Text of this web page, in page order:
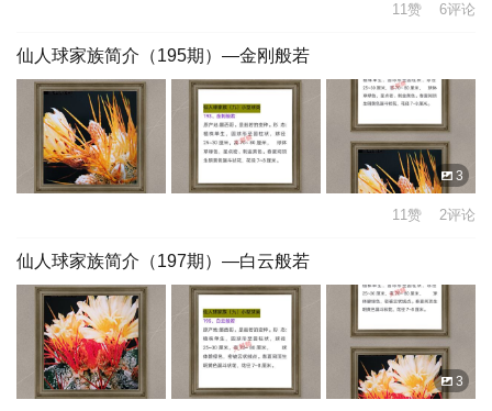
11赞 6评论
仙人球家族简介（195期）—金刚般若
3
11赞 2评论
仙人球家族简介（197期）—白云般若
3